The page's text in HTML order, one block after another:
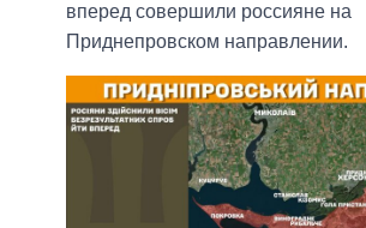
вперед совершили россияне на
Приднепровском направлении.